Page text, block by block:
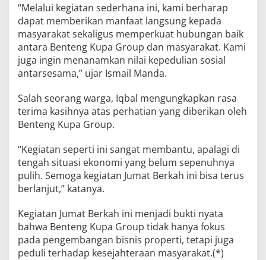
“Melalui kegiatan sederhana ini, kami berharap
dapat memberikan manfaat langsung kepada
masyarakat sekaligus memperkuat hubungan baik
antara Benteng Kupa Group dan masyarakat. Kami
juga ingin menanamkan nilai kepedulian sosial
antarsesama,” ujar Ismail Manda.
Salah seorang warga, Iqbal mengungkapkan rasa
terima kasihnya atas perhatian yang diberikan oleh
Benteng Kupa Group.
“Kegiatan seperti ini sangat membantu, apalagi di
tengah situasi ekonomi yang belum sepenuhnya
pulih. Semoga kegiatan Jumat Berkah ini bisa terus
berlanjut,” katanya.
Kegiatan Jumat Berkah ini menjadi bukti nyata
bahwa Benteng Kupa Group tidak hanya fokus
pada pengembangan bisnis properti, tetapi juga
peduli terhadap kesejahteraan masyarakat.(*)